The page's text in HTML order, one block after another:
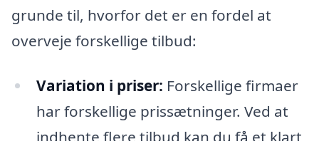
grunde til, hvorfor det er en fordel at
overveje forskellige tilbud:
Variation i priser: Forskellige firmaer
har forskellige prissætninger. Ved at